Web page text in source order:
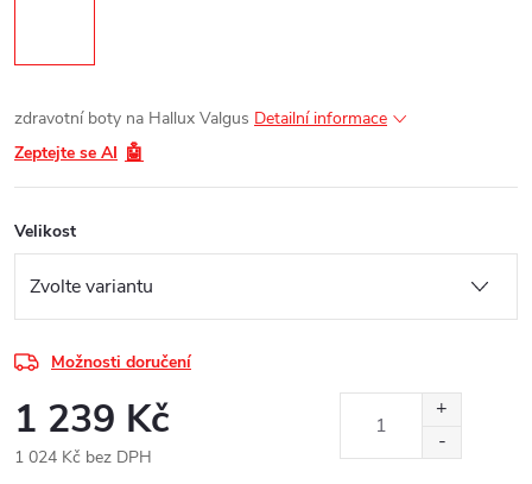
zdravotní boty na Hallux Valgus Detailní informace
Zeptejte se AI 🤖
Velikost
Možnosti doručení
1 239 Kč
1 024 Kč bez DPH